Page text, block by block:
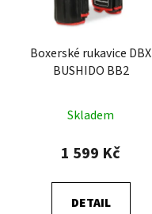
Boxerské rukavice DBX
BUSHIDO BB2
Skladem
1 599 Kč
DETAIL